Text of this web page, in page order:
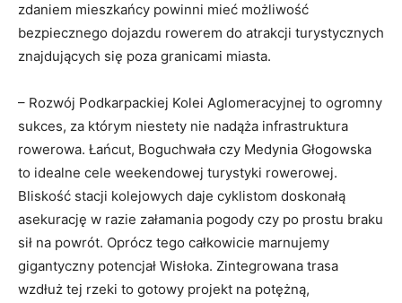
zdaniem mieszkańcy powinni mieć możliwość
bezpiecznego dojazdu rowerem do atrakcji turystycznych
znajdujących się poza granicami miasta.
– Rozwój Podkarpackiej Kolei Aglomeracyjnej to ogromny
sukces, za którym niestety nie nadąża infrastruktura
rowerowa. Łańcut, Boguchwała czy Medynia Głogowska
to idealne cele weekendowej turystyki rowerowej.
Bliskość stacji kolejowych daje cyklistom doskonałą
asekurację w razie załamania pogody czy po prostu braku
sił na powrót. Oprócz tego całkowicie marnujemy
gigantyczny potencjał Wisłoka. Zintegrowana trasa
wzdłuż tej rzeki to gotowy projekt na potężną,